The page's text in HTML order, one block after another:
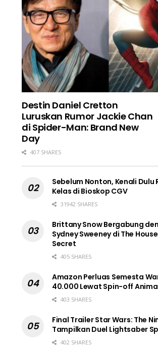
Destin Daniel Cretton
Luruskan Rumor Jackie Chan
di Spider-Man: Brand New
Day
407 SHARES
Sebelum Nonton, Kenali Dulu
Kelas di Bioskop CGV
31942 SHARES
Brittany Snow Bergabung
Sydney Sweeney di The
Secret
405 SHARES
Amazon Perluas Semesta
40.000 Lewat Spin-off
403 SHARES
Final Trailer Star Wars: The
Tampilkan Duel Lightsaber
402 SHARES